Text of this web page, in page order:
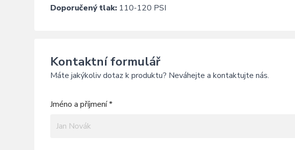
Doporučený tlak: 110-120 PSI
Kontaktní formulář
Máte jakýkoliv dotaz k produktu? Neváhejte a kontaktujte nás.
Jméno a příjmení *